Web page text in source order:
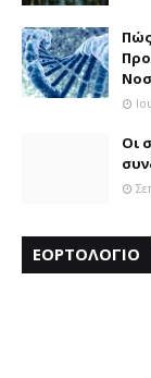
Οι
ΕΟΡΤΟΛΟΓΙΟ